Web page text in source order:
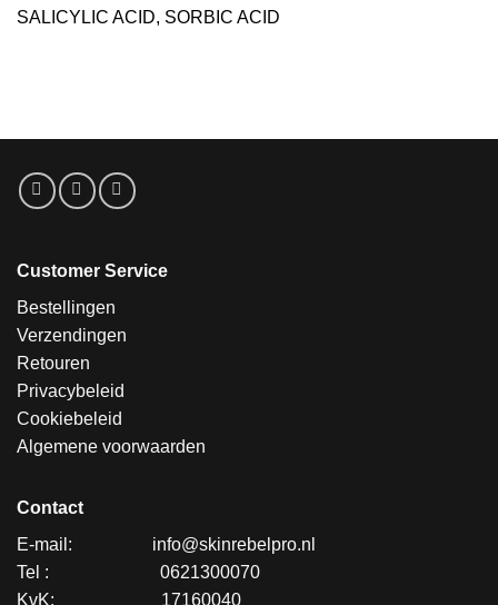
SALICYLIC ACID, SORBIC ACID
Customer Service
Bestellingen
Verzendingen
Retouren
Privacybeleid
Cookiebeleid
Algemene voorwaarden
Contact
E-mail:
info@skinrebelpro.nl
Tel :
0621300070
KvK:
17160040